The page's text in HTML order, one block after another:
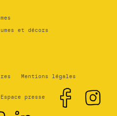
et décors
Mentions légales
Espace presse